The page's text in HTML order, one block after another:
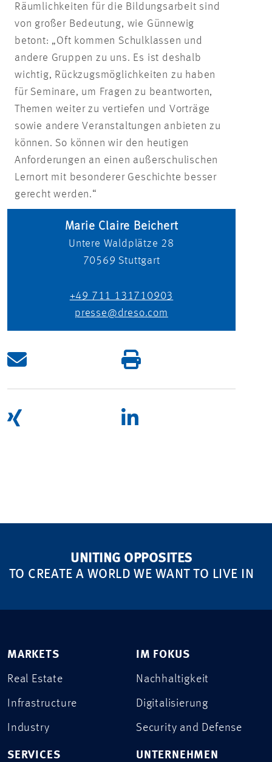
Räumlichkeiten für die Bildungsarbeit sind
von großer Bedeutung, wie Günnewig
betont: „Oft kommen Schulklassen und
andere Gruppen zu uns. Es ist deshalb
wichtig, Rückzugsmöglichkeiten zu haben
für Seminare, um Fragen zu beantworten,
Themen weiter zu vertiefen und Vorträge
sowie andere Veranstaltungen anbieten zu
können. So können wir den heutigen
Anforderungen an einen außerschulischen
Lernort mit besonderer Geschichte besser
gerecht werden.“
Marie Claire Beichert
Untere Waldplätze 28
70569 Stuttgart
+49 711 131710903
presse@dreso.com
UNITING OPPOSITES
TO CREATE A WORLD WE WANT TO LIVE IN
MARKETS
Real Estate
Infrastructure
Industry
SERVICES
IM FOKUS
Nachhaltigkeit
Digitalisierung
Security and Defense
UNTERNEHMEN